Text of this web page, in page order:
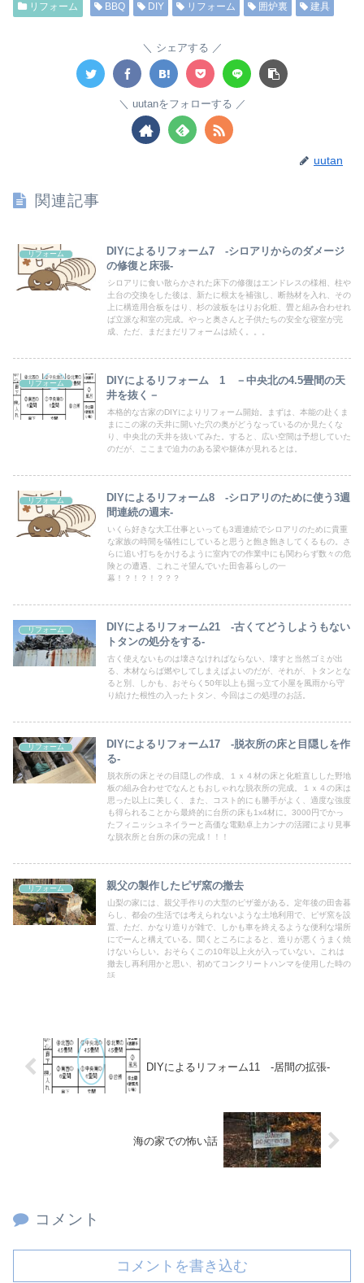
リフォーム BBQ DIY リフォーム 囲炉裏 建具
シェアする
uutanをフォローする
uutan
関連記事
リフォーム
DIYによるリフォーム7 ‐シロアリからのダメージ
の修復と床張‐
シロアリに食い散らかされた床下の修復はエンドレスの様相、柱や
土台の交換をした後は、新たに根太を補強し、断熱材を入れ、その
上に構造用合板をはり、杉の波板をはりお化粧、畳と組み合わせれ
ば立派な和室の完成。やっと奥さんと子供たちの安全な寝室が完
成、ただ、まだまだリフォームは続く。。。
リフォーム
DIYによるリフォーム 1 －中央北の4.5畳間の天
井を抜く－
本格的な古家のDIYによりリフォーム開始。まずは、本能の赴くま
まにこの家の天井に開いた穴の奥がどうなっているのか見たくな
り、中央北の天井を抜いてみた。すると、広い空間は予想していた
のだが、ここまで迫力のある梁や躯体が見れるとは。
リフォーム
DIYによるリフォーム8 ‐シロアリのために使う3週
間連続の週末‐
いくら好きな大工仕事といっても3週連続でシロアリのために貴重
な家族の時間を犠牲にしていると思うと飽き飽きしてくるもの。さ
らに追い打ちをかけるように室内での作業中にも関わらず数々の危
険との遭遇、これこそ望んでいた田舎暮らしの一
幕！？！？！？？？
リフォーム
DIYによるリフォーム21 -古くてどうしようもない
トタンの処分をする-
古く使えないものは壊さなければならない、壊すと当然ゴミが出
る、木材ならば燃やしてしまえばよいのだが、それが、トタンとな
ると別、しかも、おそらく50年以上も掘っ立て小屋を風雨から守
り続けた根性の入ったトタン、今回はこの処理のお話。
リフォーム
DIYによるリフォーム17 ‐脱衣所の床と目隠しを作
る‐
脱衣所の床とその目隠しの作成、１ｘ４材の床と化粧直しした野地
板の組み合わせでなんともおしゃれな脱衣所の完成。１ｘ４の床は
思った以上に美しく、また、コスト的にも勝手がよく、適度な強度
も得られることから最終的に台所の床も1x4材に。3000円でかっ
たフィニッシュネイラーと高価な電動卓上カンナの活躍により見事
な脱衣所と台所の床の完成！！！
リフォーム 親父の製作したピザ窯の撤去
山梨の家には、親父手作りの大型のピザ釜がある。定年後の田舎暮
らし、都会の生活では考えられないような土地利用で、ピザ窯を設
置、ただ、かなり造りが雑で、しかも車を終えるような便利な場所
にでーんと構えている。聞くところによると、造りが悪くうまく焼
けないらしい。おそらくこの10年以上火が入っていない。これは
撤去し再利用かと思い、初めてコンクリートハンマを使用した時の
話。
DIYによるリフォーム11 ‐居間の拡張‐
海の家での怖い話
コメント
コメントを書き込む